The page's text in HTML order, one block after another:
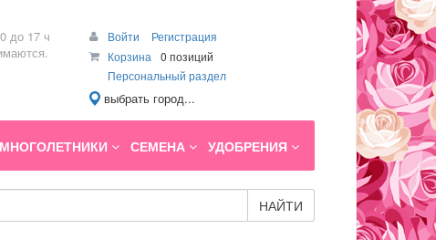
до 17 ч
Войти
Регистрация
Корзина
0 позиций
Персональный раздел
выбрать город...
МНОГОЛЕТНИКИ СЕМЕНА УДОБРЕНИЯ
НАЙТИ